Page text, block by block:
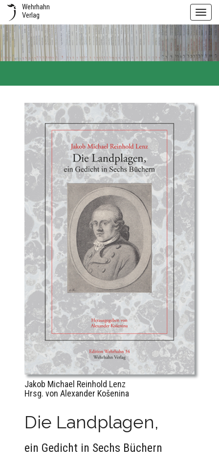
Wehrhahn
Verlag
Jakob Michael Reinhold Lenz
Hrsg. von Alexander Košenina
Die Landplagen,
ein Gedicht in Sechs Büchern